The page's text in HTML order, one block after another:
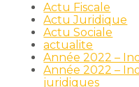
Actu Fiscale
Actu Juridique
Actu Sociale
actualite
Année 2022 –
Année 2022 –
juridiques